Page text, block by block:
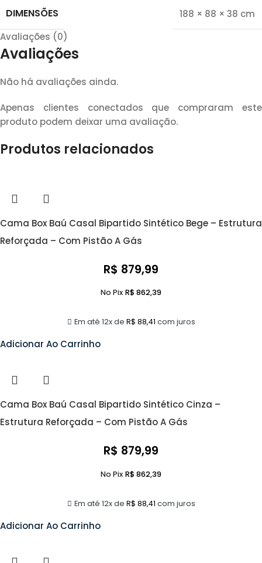
DIMENSÕES
188 × 88 × 38 cm
Avaliações (0)
Avaliações
Não há avaliações ainda.
Apenas clientes conectados que compraram este
produto podem deixar uma avaliação.
Produtos relacionados
Cama Box Baú Casal Bipartido Sintético Bege – Estrutura
Reforçada – Com Pistão A Gás
R$ 879,99
Em até 12x de R$ 88,41 com juros
No Pix R$862,39
Adicionar Ao Carrinho
Cama Box Baú Casal Bipartido Sintético Cinza –
Estrutura Reforçada – Com Pistão A Gás
R$ 879,99
Em até 12x de R$ 88,41 com juros
No Pix R$862,39
Adicionar Ao Carrinho